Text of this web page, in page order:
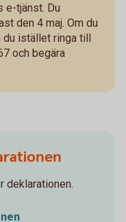
e-tjänst. Du
den 4 maj. Om du
du istället ringa till
och begära
deklarationen.